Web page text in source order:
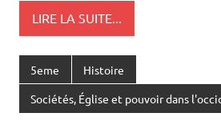
LIRE LA SUITE...
5eme Histoire
Sociétés, Église et pouvoir dans